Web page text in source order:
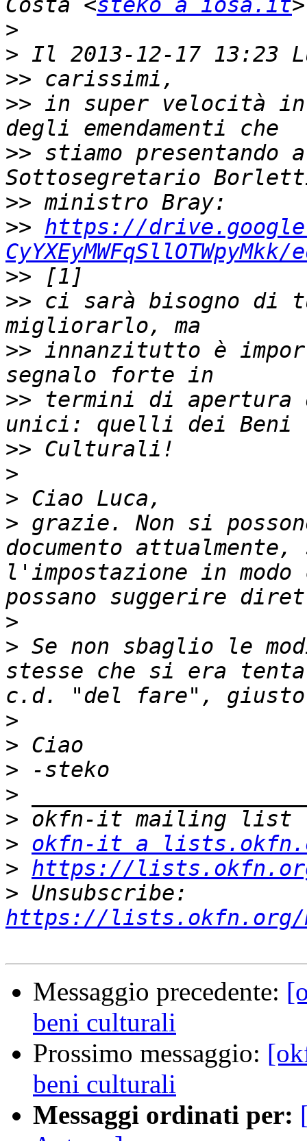
Costa <steko a iosa.it
>
>
>>
>> in super velocità
>> stiamo presentando
>>
>> https://
>>
>> ci sarà bisogno di
>> innanzitutto è
>> termini di
>>
>
>
> grazie. Non si
documento
l'impostazione in
>
> Se non sbaglio le
stesse che si era
>
>
>
>
>
> okfn-it a
> https://
>
https://lists.okfn.org/
Messaggio precedente:
beni culturali
Prossimo messaggio:
beni culturali
Messaggi ordinati per: